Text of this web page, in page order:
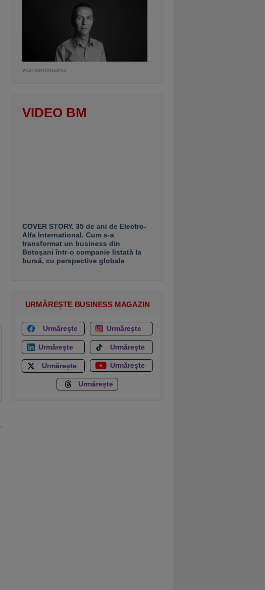
vezi continuarea
VIDEO BM
COVER STORY. 35 de ani de Electro-
Alfa International. Cum s-a
transformat un business din
Botoşani într-o companie listată la
bursă, cu perspective globale
URMĂREȘTE BUSINESS MAGAZIN
Urmărește Urmărește
Urmărește Urmărește
Urmărește Urmărește
Urmărește